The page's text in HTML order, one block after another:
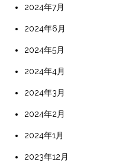
2024年7月
2024年6月
2024年5月
2024年4月
2024年3月
2024年2月
2024年1月
2023年12月